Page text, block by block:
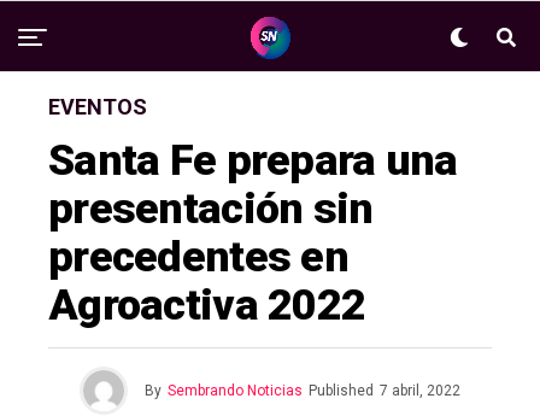
EVENTOS
Santa Fe prepara una
presentación sin
precedentes en
Agroactiva 2022
By Sembrando Noticias Published 7 abril, 2022